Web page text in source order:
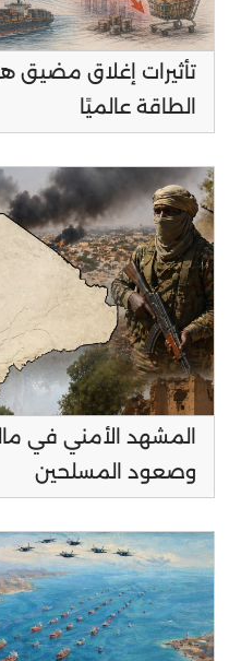
تأثيرات إغلاق مضيق
الطاقة عالميًا
المشهد الأمني في
وصعود المسلحين